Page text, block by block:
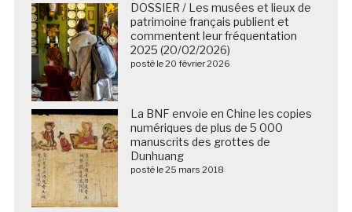
DOSSIER / Les musées et lieux de
patrimoine français publient et
commentent leur fréquentation
2025 (20/02/2026)
posté le 20 février 2026
La BNF envoie en Chine les copies
numériques de plus de 5 000
manuscrits des grottes de
Dunhuang
posté le 25 mars 2018